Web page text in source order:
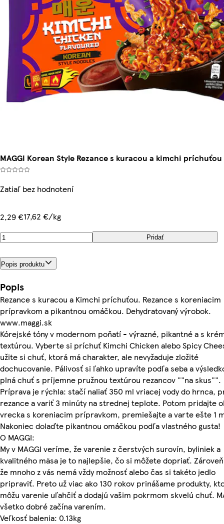
MAGGI Korean Style Rezance s kuracou a kimchi príchuťou
Zatiaľ bez hodnotení
2,29 €17,62 €/kg
Pridať
Popis produktu
Popis
Rezance s kuracou a Kimchi príchuťou. Rezance s koreniacim
prípravkom a pikantnou omáčkou. Dehydratovaný výrobok.
www.maggi.sk
Kórejské tóny v modernom poňatí - výrazné, pikantné a s
textúrou. Vyberte si príchuť Kimchi Chicken alebo Spicy
užite si chuť, ktorá má charakter, ale nevyžaduje zložité
dochucovanie. Pálivosť si ľahko upravíte podľa seba a
plná chuť s príjemne pružnou textúrou rezancov ""na skus"".
Príprava je rýchla: stačí naliať 350 ml vriacej vody do hrnca,
rezance a variť 3 minúty na strednej teplote. Potom pridajte
vrecka s koreniacim prípravkom, premiešajte a varte ešte 1
Nakoniec dolaďte pikantnou omáčkou podľa vlastného gusta!
O MAGGI:
My v MAGGI veríme, že varenie z čerstvých surovín, byliniek a
kvalitného mäsa je to najlepšie, čo si môžete dopriať.
že mnoho z vás nemá vždy možnosť alebo čas si takéto jedlo
pripraviť. Preto už viac ako 130 rokov prinášame produkty,
môžu varenie uľahčiť a dodajú vašim pokrmom skvelú chuť.
všetko dobré začína varením.
Veľkosť balenia: 0.13kg